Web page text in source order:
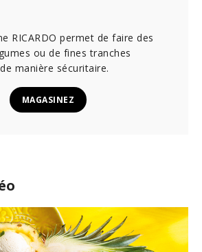
RICARDO permet de faire des
ou de fines tranches
manière sécuritaire.
MAGASINEZ